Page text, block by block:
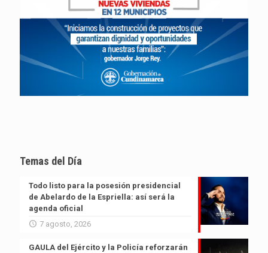
Temas del Día
Todo listo para la posesión presidencial
de Abelardo de la Espriella: así será la
agenda oficial
7 agosto, 2026
GAULA del Ejército y la Policía reforzarán